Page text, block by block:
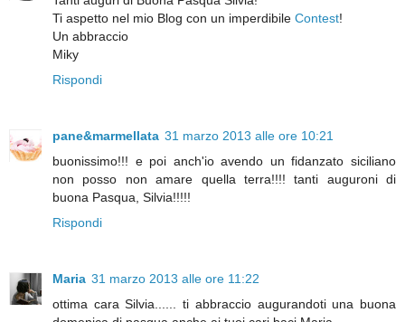
Ti aspetto nel mio Blog con un imperdibile Contest!
Un abbraccio
Miky
Rispondi
pane&marmellata 31 marzo 2013 alle ore 10:21
buonissimo!!! e poi anch'io avendo un fidanzato siciliano
non posso non amare quella terra!!!! tanti auguroni di
buona Pasqua, Silvia!!!!!
Rispondi
Maria 31 marzo 2013 alle ore 11:22
ottima cara Silvia...... ti abbraccio augurandoti una buona